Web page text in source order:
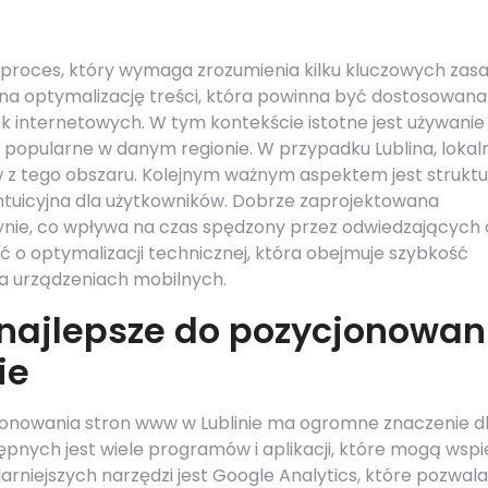
który wymaga zrozumienia kilku kluczowych
optymalizację treści, która powinna być
internetowych. W tym kontekście istotne jest używanie
w danym regionie. W przypadku Lublina,
tego obszaru. Kolejnym ważnym aspektem jest
dla użytkowników. Dobrze zaprojektowana
co wpływa na czas spędzony przez odwiedzających
o optymalizacji technicznej, która obejmuje szybkość
urządzeniach mobilnych.
do
stron www w Lublinie ma ogromne znaczenie
jest wiele programów i aplikacji, które mogą
narzędzi jest Google Analytics, które